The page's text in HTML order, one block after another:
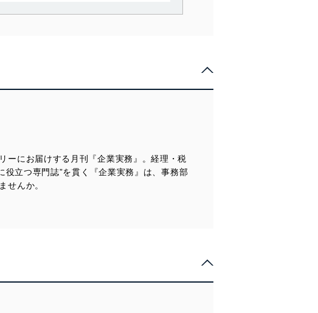
たうえで利用目的の達成に必要な範
する安全対策を実施し、個人情報の
ます。
ーにお届けする月刊『企業実務』。経理・税
立つ専門誌”を貫く『企業実務』は、事務部
せんか。